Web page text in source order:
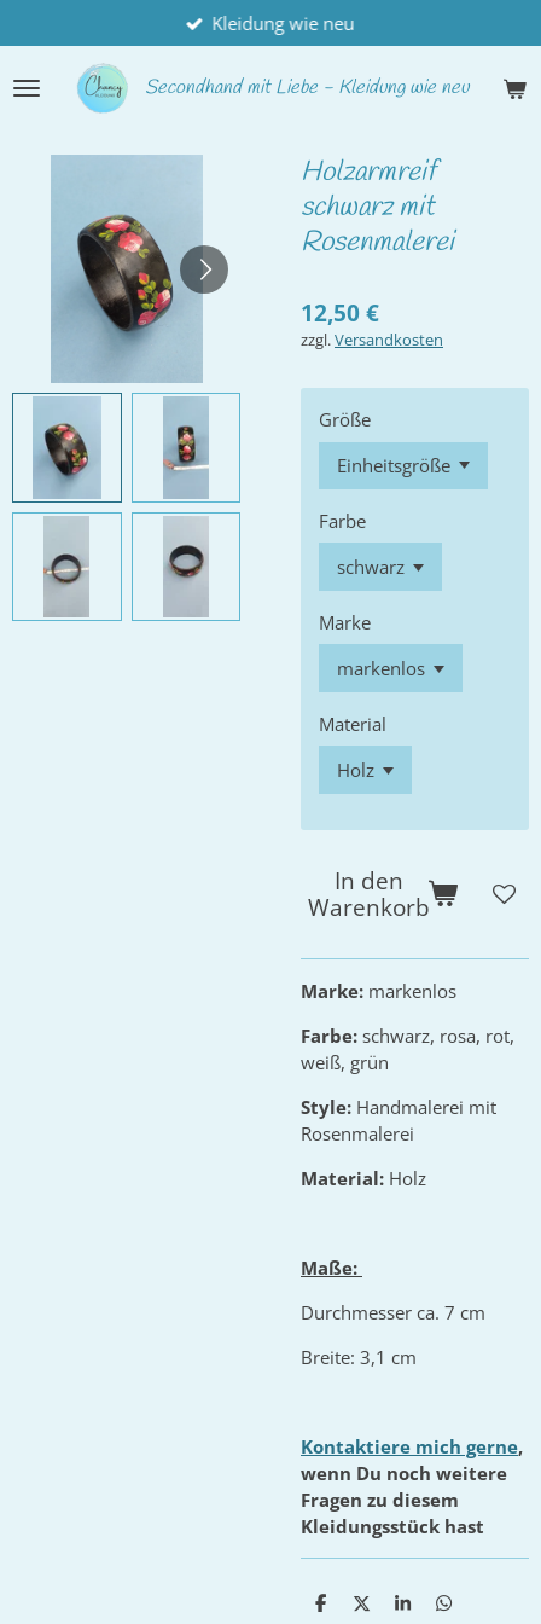
Hauptinhalt
springen
Secondhandmit Liebe - Kleidung wie neu
Kleidung wie neu
Holzarmreif
schwarz mit
Rosenmalerei
12,50 €
zzgl.Versandkosten
Größe
Farbe
Marke
Material
In den
Warenkorb
Marke: markenlos
Farbe: schwarz, rosa, rot,
weiß, grün
Style: Handmalerei mit
Rosenmalerei
Material: Holz
Maße:
Durchmesser ca. 7 cm
Breite: 3,1 cm
Kontaktiere mich gerne,
wenn Du noch weitere
Fragen zu diesem
Kleidungsstück hast
T
T
T
T